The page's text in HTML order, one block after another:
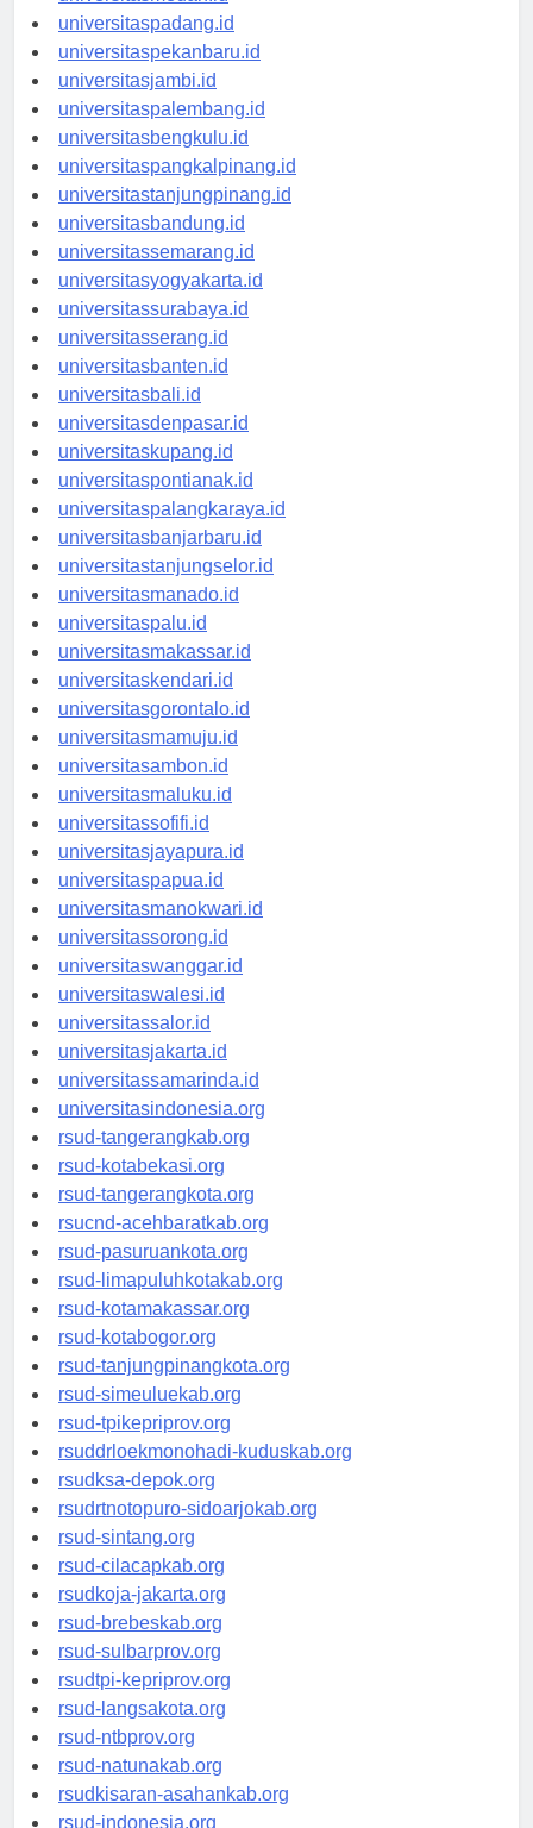
universitasmedan.id
universitaspadang.id
universitaspekanbaru.id
universitasjambi.id
universitaspalembang.id
universitasbengkulu.id
universitaspangkalpinang.id
universitastanjungpinang.id
universitasbandung.id
universitassemarang.id
universitasyogyakarta.id
universitassurabaya.id
universitasserang.id
universitasbanten.id
universitasbali.id
universitasdenpasar.id
universitaskupang.id
universitaspontianak.id
universitaspalangkaraya.id
universitasbanjarbaru.id
universitastanjungselor.id
universitasmanado.id
universitaspalu.id
universitasmakassar.id
universitaskendari.id
universitasgorontalo.id
universitasmamuju.id
universitasambon.id
universitasmaluku.id
universitassofifi.id
universitasjayapura.id
universitaspapua.id
universitasmanokwari.id
universitassorong.id
universitaswanggar.id
universitaswalesi.id
universitassalor.id
universitasjakarta.id
universitassamarinda.id
universitasindonesia.org
rsud-tangerangkab.org
rsud-kotabekasi.org
rsud-tangerangkota.org
rsucnd-acehbaratkab.org
rsud-pasuruankota.org
rsud-limapuluhkotakab.org
rsud-kotamakassar.org
rsud-kotabogor.org
rsud-tanjungpinangkota.org
rsud-simeuluekab.org
rsud-tpikepriprov.org
rsuddrloekmonohadi-kuduskab.org
rsudksa-depok.org
rsudrtnotopuro-sidoarjokab.org
rsud-sintang.org
rsud-cilacapkab.org
rsudkoja-jakarta.org
rsud-brebeskab.org
rsud-sulbarprov.org
rsudtpi-kepriprov.org
rsud-langsakota.org
rsud-ntbprov.org
rsud-natunakab.org
rsudkisaran-asahankab.org